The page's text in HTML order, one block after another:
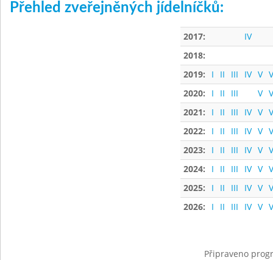
Přehled zveřejněných jídelníčků:
2017:
IV
2018:
2019:
I II III IV V
2020:
I II III V
2021:
I II III IV V
2022:
I II III IV V
2023:
I II III IV V
2024:
I II III IV V
2025:
I II III IV V
2026:
I II III IV V
Připraveno